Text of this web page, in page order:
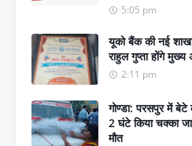
5:05 pm
यूको बैंक की नई
राहुल गुप्ता होंगे मुख्य
2:11 pm
गोण्डा: परसपुर में
2 घंटे किया चक्का
मौत